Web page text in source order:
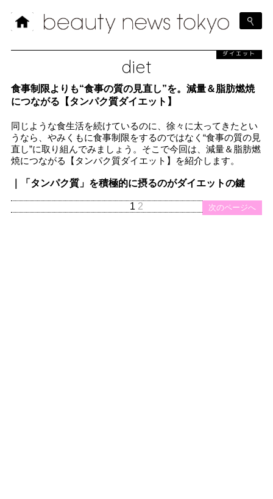
diet
ダイエット
食事制限よりも“食事の質の見直し”を。減量＆脂肪燃焼
につながる【タンパク質ダイエット】
同じような食生活を続けているのに、徐々に太ってきたとい
うなら、やみくもに食事制限をするのではなく“食事の質の見
直し”に取り組んでみましょう。そこで今回は、減量＆脂肪燃
焼につながる【タンパク質ダイエット】を紹介します。
｜「タンパク質」を積極的に摂るのがダイエットの鍵
次のページへ
1 2